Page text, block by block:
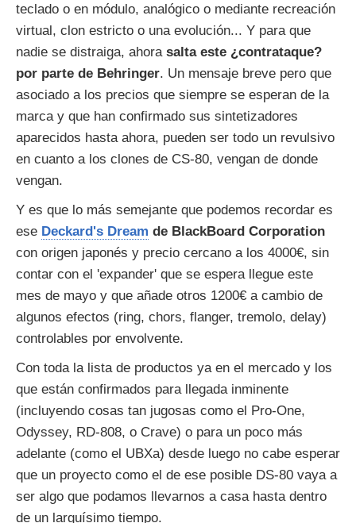
teclado o en módulo, analógico o mediante recreación
virtual, clon estricto o una evolución... Y para que
nadie se distraiga, ahora salta este ¿contrataque?
por parte de Behringer. Un mensaje breve pero que
asociado a los precios que siempre se esperan de la
marca y que han confirmado sus sintetizadores
aparecidos hasta ahora, pueden ser todo un revulsivo
en cuanto a los clones de CS-80, vengan de donde
vengan.
Y es que lo más semejante que podemos recordar es
ese Deckard's Dream de BlackBoard Corporation
con origen japonés y precio cercano a los 4000€, sin
contar con el 'expander' que se espera llegue este
mes de mayo y que añade otros 1200€ a cambio de
algunos efectos (ring, chors, flanger, tremolo, delay)
controlables por envolvente.
Con toda la lista de productos ya en el mercado y los
que están confirmados para llegada inminente
(incluyendo cosas tan jugosas como el Pro-One,
Odyssey, RD-808, o Crave) o para un poco más
adelante (como el UBXa) desde luego no cabe esperar
que un proyecto como el de ese posible DS-80 vaya a
ser algo que podamos llevarnos a casa hasta dentro
de un larguísimo tiempo.